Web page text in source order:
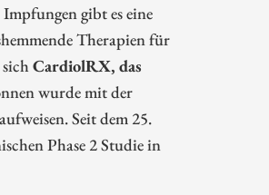
gibt es eine
Therapien für
CardiolRX, das
wurde mit der
Seit dem 25.
Phase 2 Studie in